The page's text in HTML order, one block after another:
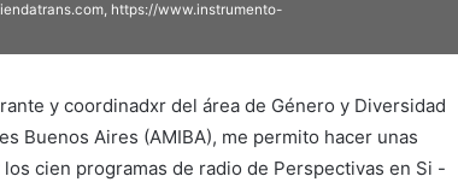
https://www.instrumento-
y coordinadxr del área de Género y Diversidad
Buenos Aires (AMIBA), me permito hacer unas
cien programas de radio de Perspectivas en Si -